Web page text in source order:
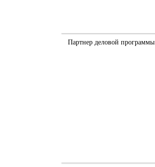
Партнер деловой программы